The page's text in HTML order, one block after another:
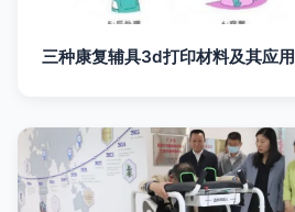
三种康复辅具3d打印材料及其应用